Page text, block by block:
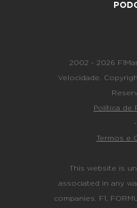
2002 - 2026
Velocidade.
Política de
-
Termos e
This website is
associated in any
companies. F1,